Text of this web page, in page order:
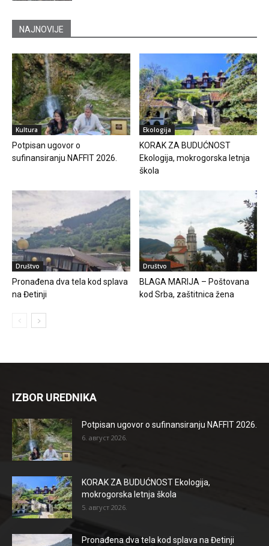
NAJNOVIJE
Kultura
Potpisan ugovor o
sufinansiranju NAFFIT 2026.
Ekologija
KORAK ZA BUDUĆNOST
Ekologija, mokrogorska letnja
škola
Društvo
Pronađena dva tela kod splava
na Đetinji
Društvo
BLAGA MARIJA – Poštovana
kod Srba, zaštitnica žena
IZBOR UREDNIKA
Potpisan ugovor o sufinansiranju NAFFIT 2026.
6. август 2026.
KORAK ZA BUDUĆNOST Ekologija,
mokrogorska letnja škola
5. август 2026.
Pronađena dva tela kod splava na Đetinji